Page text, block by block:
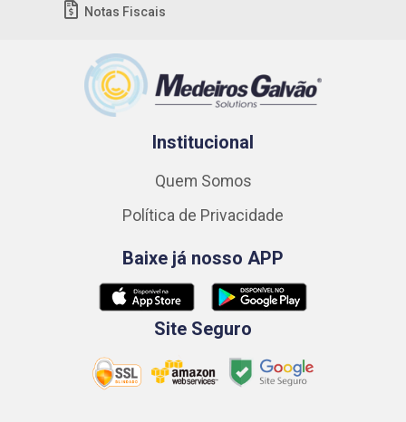
Notas Fiscais
Institucional
Quem Somos
Política de Privacidade
Baixe já nosso APP
Site Seguro